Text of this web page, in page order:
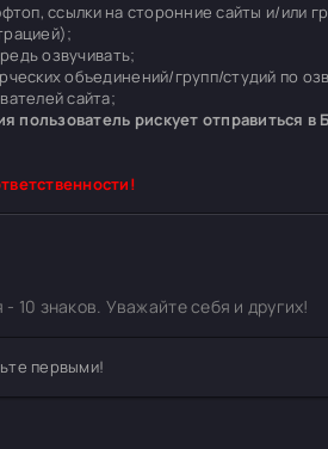
ссылки на сторонние сайты и/или
озвучивать;
объединений/групп/студий по
сайта;
пользователь рискует отправиться
10 знаков. Уважайте себя и других!
первыми!